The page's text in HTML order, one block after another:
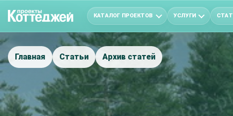
КАТАЛОГ ПРОЕКТОВ УСЛУГИ
Главная Статьи Архив статей